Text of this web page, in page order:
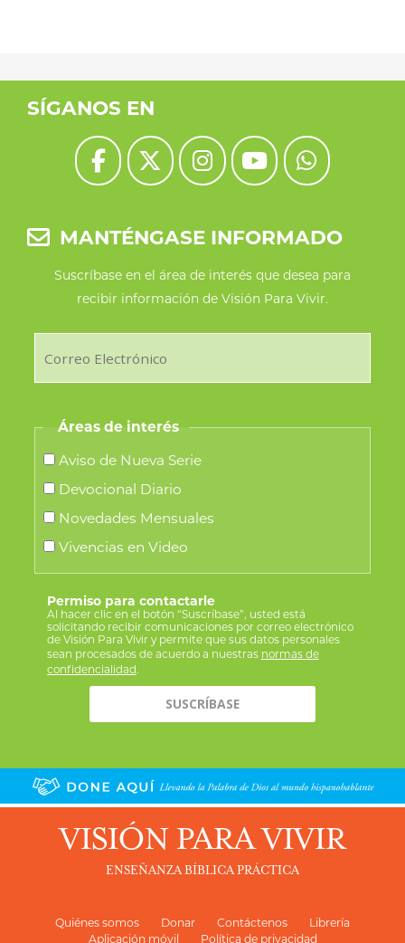
SÍGANOS EN
MANTÉNGASE INFORMADO
Suscríbase en el área de interés que desea para
recibir información de Visión Para Vivir.
Áreas de interés
Aviso de Nueva Serie
Devocional Diario
Novedades Mensuales
Vivencias en Video
Permiso para contactarle
Al hacer clic en el botón “Suscríbase”, usted está
solicitando recibir comunicaciones por correo electrónico
de Visión Para Vivir y permite que sus datos personales
sean procesados de acuerdo a nuestras normas de
confidencialidad.
VISIÓN PARA VIVIR
ENSEÑANZA BÍBLICA PRÁCTICA
Quiénes somos Donar Contáctenos
Librería
Aplicación móvil
Política de privacidad